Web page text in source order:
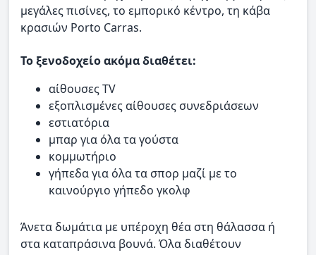
μεγάλες πισίνες, το εμπορικό κέντρο, τη κάβα
κρασιών Porto Carras.
Το ξενοδοχείο ακόμα διαθέτει:
αίθουσες TV
εξοπλισμένες αίθουσες συνεδριάσεων
εστιατόρια
μπαρ για όλα τα γούστα
κομμωτήριο
γήπεδα για όλα τα σπορ μαζί με το
καινούργιο γήπεδο γκολφ
Άνετα δωμάτια με υπέροχη θέα στη θάλασσα ή
στα καταπράσινα βουνά. Όλα διαθέτουν